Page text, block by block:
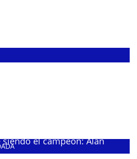
siendo el campeón: Alan